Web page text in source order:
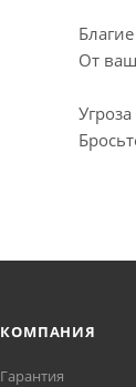
От
КОМПАНИЯ
Гарантия